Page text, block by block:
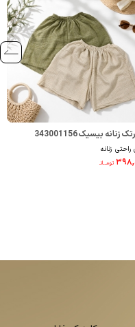
زنانه بیسیک 343001156
راحتی زنانه
تومــانـ